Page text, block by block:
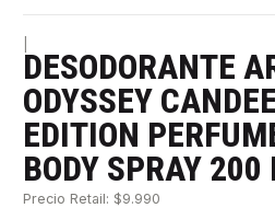
DESODORANTE
ODYSSEY
EDITION
BODY SPRAY 200
Precio Retail: $9.990